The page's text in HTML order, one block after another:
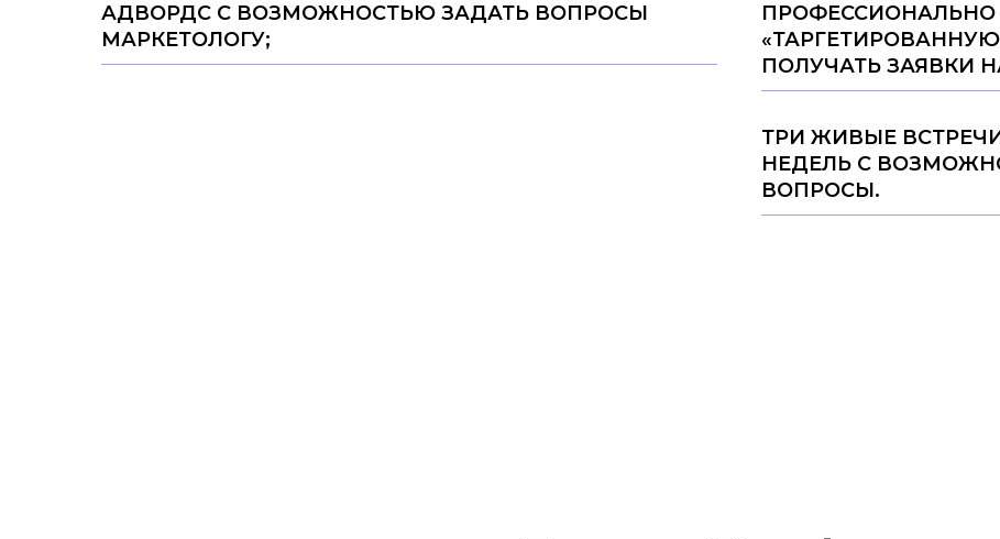
АДВОРДС С ВОЗМОЖНОСТЬЮ ЗАДАТЬ ВОПРОСЫ
МАРКЕТОЛОГУ;
ПРОФЕССИОНАЛЬНО
ПОЛУЧАТЬ ЗАЯВКИ
ТРИ ЖИВЫЕ
НЕДЕЛЬ С
ВОПРОСЫ.